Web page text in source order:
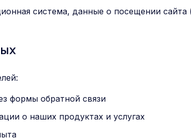
система, данные о посещении сайта
формы обратной связи
о наших продуктах и услугах